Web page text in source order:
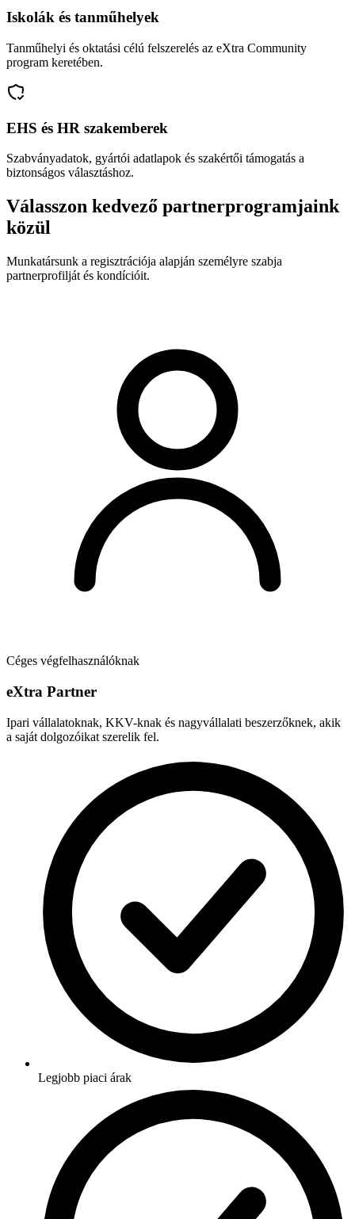
Iskolák és tanműhelyek
Tanműhelyi és oktatási célú felszerelés az eXtra Community
program keretében.
EHS és HR szakemberek
Szabványadatok, gyártói adatlapok és szakértői támogatás a
biztonságos választáshoz.
Válasszon kedvező partnerprogramjaink
közül
Munkatársunk a regisztrációja alapján személyre szabja
partnerprofilját és kondícióit.
Céges végfelhasználóknak
eXtra Partner
Ipari vállalatoknak, KKV-knak és nagyvállalati beszerzőknek, akik
a saját dolgozóikat szerelik fel.
Legjobb piaci árak